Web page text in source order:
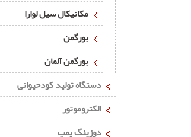
مکانیکال سیل لوارا
بورگمن
بورگمن آلمان
دستگاه تولید کودحیوانی
الکتروموتور
دوزینگ پمپ